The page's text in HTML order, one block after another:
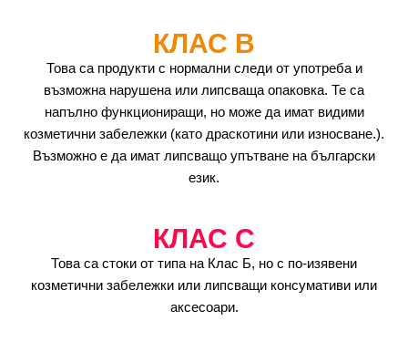
КЛАС B
Това са продукти с нормални следи от употреба и
възможна нарушена или липсваща опаковка. Те са
напълно функциониращи, но може да имат видими
козметични забележки (като драскотини или износване.).
Възможно е да имат липсващо упътване на български
език.
КЛАС C
Това са стоки от типа на Клас Б, но с по-изявени
козметични забележки или липсващи консумативи или
аксесоари.